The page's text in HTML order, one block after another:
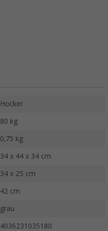
Hocker
80 kg
0,75 kg
34 x 44 x 34 cm
34 x 25 cm
42 cm
grau
4036231035180